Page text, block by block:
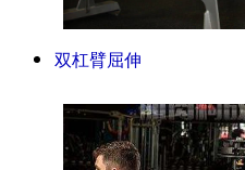
双杠臂屈伸